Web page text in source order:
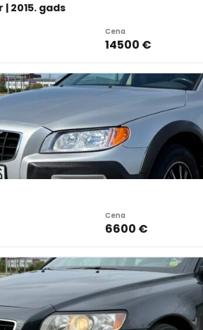
2015. gads
Cena
14500 €
Cena
6600 €